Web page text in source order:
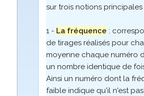
sur trois notions principales
1 - La fréquence :
de tirages réalisés pour
moyenne chaque numéro
un nombre identique de
Ainsi un numéro dont la
faible indique qu'il n'est